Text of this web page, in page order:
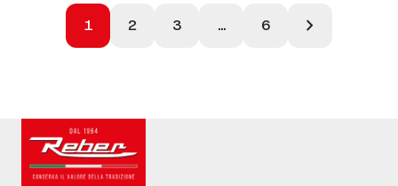
Paginazione
degli
1 2 3 … 6 chevron_right